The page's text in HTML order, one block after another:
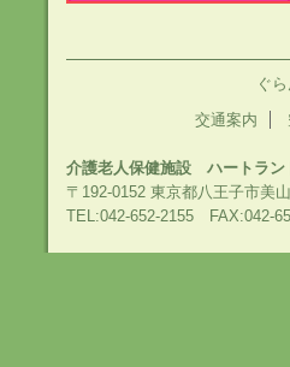
ぐ
交通案内
介護老人保健施設 ハートラン
〒192-0152 東京都八王子市美
TEL:042-652-2155 FAX:042-